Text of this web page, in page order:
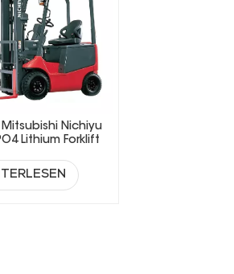
Mitsubishi Nichiyu
Lithium Forklift